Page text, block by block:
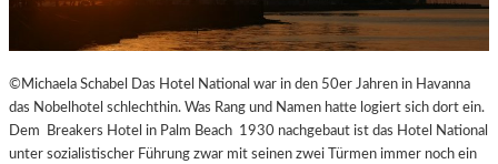
©Michaela Schabel Das Hotel National war in den 50er Jahren in Havanna
das Nobelhotel schlechthin. Was Rang und Namen hatte logiert sich dort ein.
Dem Breakers Hotel in Palm Beach 1930 nachgebaut ist das Hotel National
unter sozialistischer Führung zwar mit seinen zwei Türmen immer noch ein